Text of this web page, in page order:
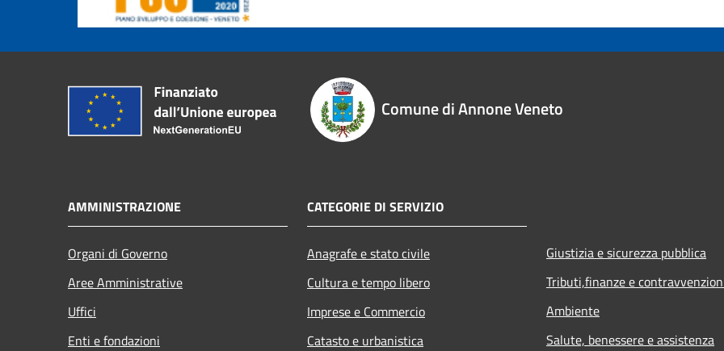
Comune di Annone Veneto
AMMINISTRAZIONE
Organi di Governo
Aree Amministrative
Uffici
Enti e fondazioni
CATEGORIE DI SERVIZIO
Anagrafe e stato civile
Cultura e tempo libero
Imprese e Commercio
Catasto e urbanistica
Giustizia e sicurezza pubblica
Tributi,finanze e
Ambiente
Salute, benessere e assistenza